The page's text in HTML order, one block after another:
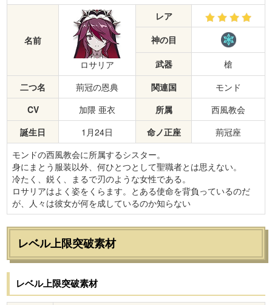
名前
ロサリア
レア
神の目
武器
槍
二つ名
荊冠の恩典 関連国
モンド
CV
加隈 亜衣 所属
西風教会
誕生日
1月24日 命ノ正座
荊冠座
モンドの西風教会に所属するシスター。
身にまとう服装以外、何ひとつとして聖職者とは思えない。
冷たく、鋭く、まるで刃のような女性である。
ロサリアはよく姿をくらます。とある使命を背負っているのだ
が、人々は彼女が何を成しているのか知らない
レベル上限突破素材
レベル上限突破素材